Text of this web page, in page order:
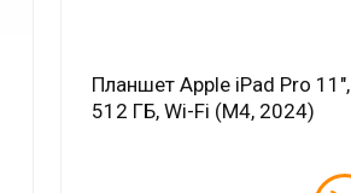
Планшет Apple iPad Pro 11",
512 ГБ, Wi-Fi (M4, 2024)